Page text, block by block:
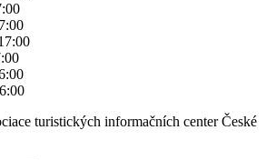
turistických informačních center České